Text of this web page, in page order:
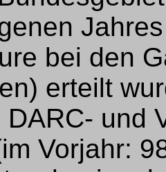
bei den
erteilt
und
Vorjahr: